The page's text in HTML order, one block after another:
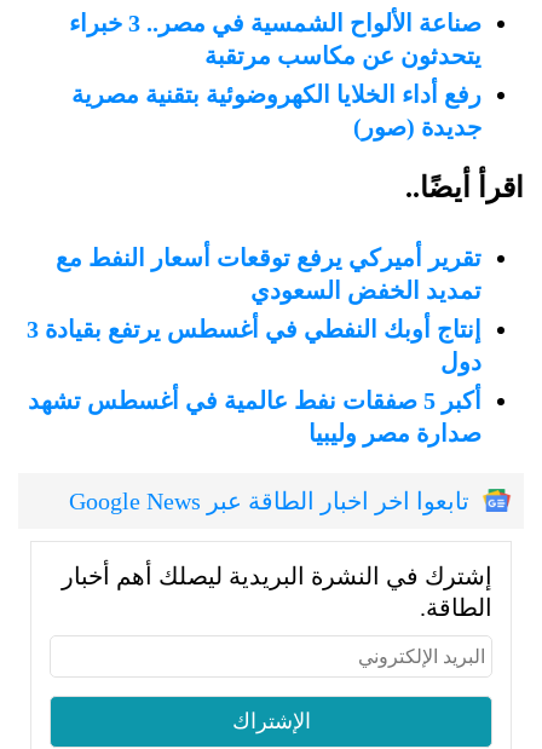
صناعة الألواح الشمسية في مصر.. 3 خبراء
يتحدثون عن مكاسب مرتقبة
رفع أداء الخلايا الكهروضوئية بتقنية مصرية
جديدة (صور)
اقرأ أيضًا..
تقرير أميركي يرفع توقعات أسعار النفط مع
تمديد الخفض السعودي
إنتاج أوبك النفطي في أغسطس يرتفع بقيادة 3
دول
أكبر 5 صفقات نفط عالمية في أغسطس تشهد
صدارة مصر وليبيا
تابعوا اخر اخبار الطاقة عبر Google News
إشترك في النشرة البريدية ليصلك أهم أخبار
الطاقة.